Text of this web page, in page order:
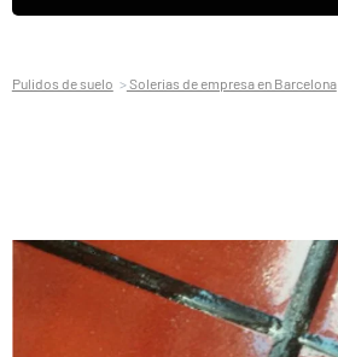
Pulidos de suelo Solerias de empresa en Barcelona